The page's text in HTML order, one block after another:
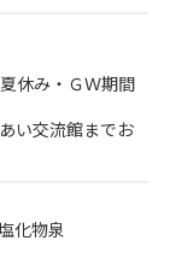
休み・ＧＷ期間
い交流館までお
化物泉